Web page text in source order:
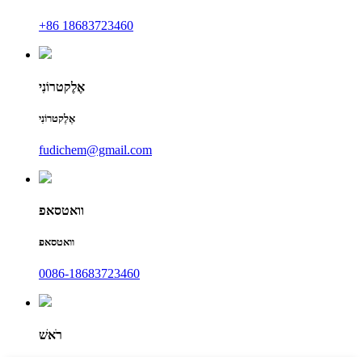
+86 18683723460
אֶלֶקטרוֹנִי
אֶלֶקטרוֹנִי
fudichem@gmail.com
וואטסאפ
וואטסאפ
0086-18683723460
רֹאשׁ